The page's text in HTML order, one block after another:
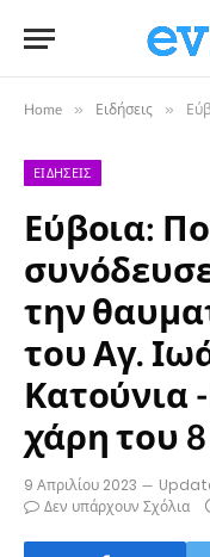
Home » Ειδήσεις » Εύβοια:
ΕΙΔΉΣΕΙΣ
Εύβοια:
συνόδευσε
την
του Αγ.
Κατούνια
χάρη του
9 Απριλίου 2023
Δεν υπάρχουν Σχόλια